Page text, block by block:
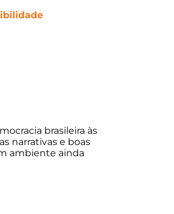
brasileira às
narrativas e boas
ambiente ainda